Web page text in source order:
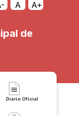
A A+
de
Diário Oficial